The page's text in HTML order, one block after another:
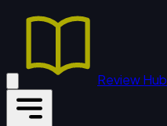
Review Hub